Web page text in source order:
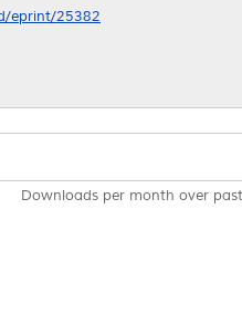
eprint/25382
Downloads per month over